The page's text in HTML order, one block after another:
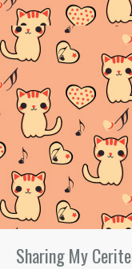
Sharing My